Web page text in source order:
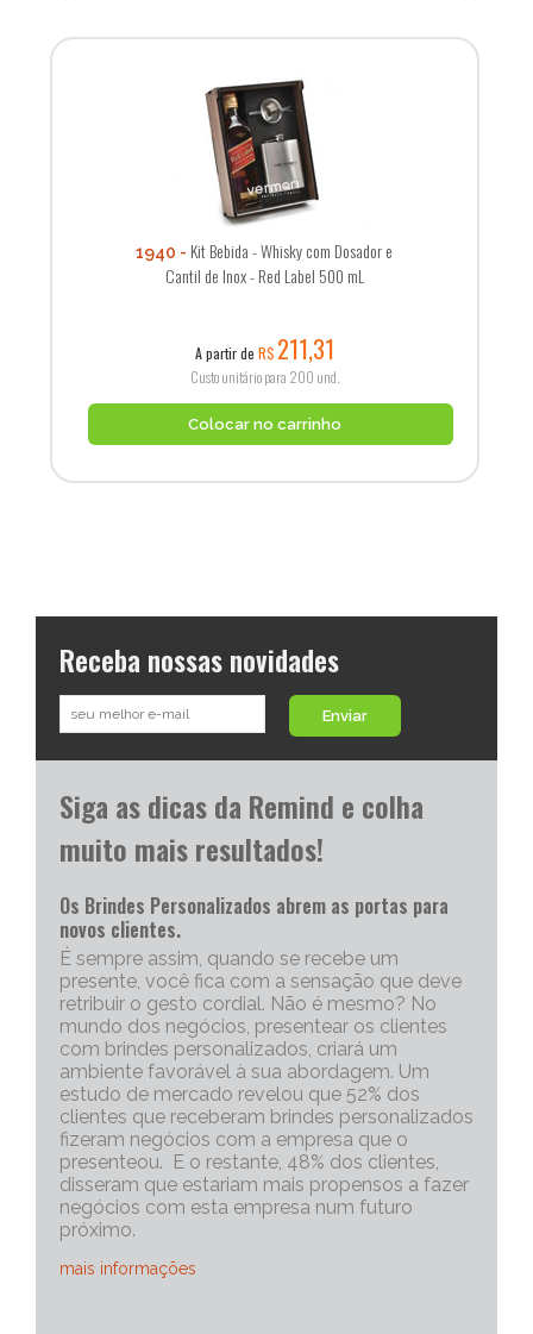
1940
Kit Bebida - Whisky com Dosador e
Cantil de Inox - Red Label 500 mL
A partir de R$ 211,31
Custo unitário para 200 und.
Colocar no carrinho
Receba nossas novidades
Enviar
Siga as dicas da Remind e colha
muito mais resultados!
Os Brindes Personalizados abrem as portas para
novos clientes.
É sempre assim, quando se recebe um
presente, você fica com a sensação que deve
retribuir o gesto cordial. Não é mesmo? No
mundo dos negócios, presentear os clientes
com brindes personalizados, criará um
ambiente favorável à sua abordagem. Um
estudo de mercado revelou que 52% dos
clientes que receberam brindes personalizados
fizeram negócios com a empresa que o
presenteou. E o restante, 48% dos clientes,
disseram que estariam mais propensos a fazer
negócios com esta empresa num futuro
próximo.
mais informações